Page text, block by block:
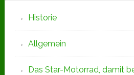
Seitenspalte
Historie
Allgemein
Das Star-Motorrad, damit